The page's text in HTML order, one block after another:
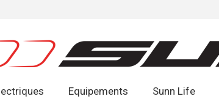
Equipements Sunn Life